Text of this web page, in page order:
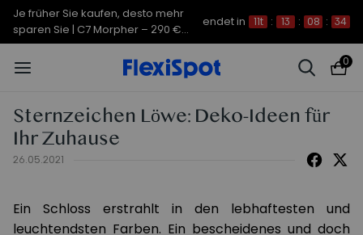
Je früher Sie kaufen, desto mehr
sparen Sie | C7 Morpher – 290 €
Rabatt
endet in 11t : 13 : 08 : 34
0
Sternzeichen Löwe: Deko-Ideen für
Ihr Zuhause
26.05.2021
Ein Schloss erstrahlt in den lebhaftesten und
leuchtendsten Farben. Ein bescheidenes und doch